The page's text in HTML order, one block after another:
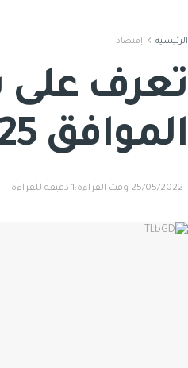
الرئيسية إقتصاد
تعرف على
الموافق 25 مايو 2022.
25/05/2022 وقت القراءة:1 دقيقة للقراءة